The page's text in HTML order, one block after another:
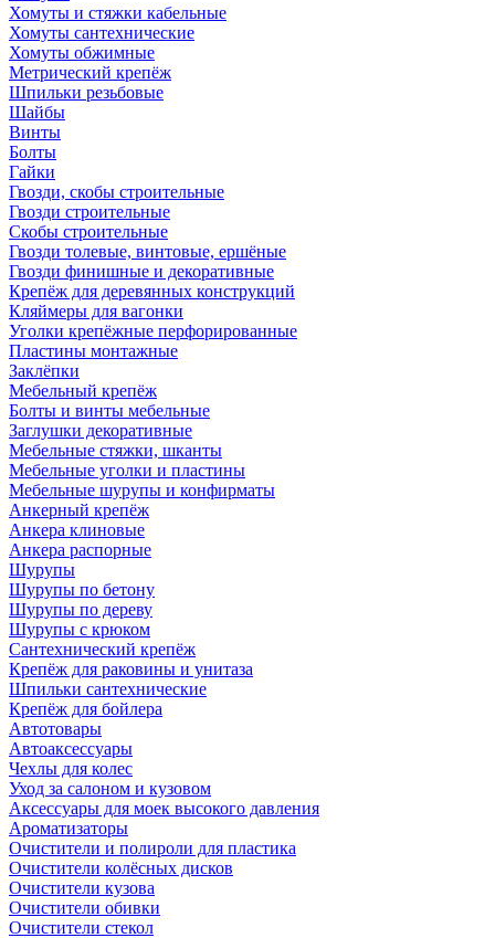
Хомуты и стяжки кабельные
Хомуты сантехнические
Хомуты обжимные
Метрический крепёж
Шпильки резьбовые
Шайбы
Винты
Болты
Гайки
Гвозди, скобы строительные
Гвозди строительные
Скобы строительные
Гвозди толевые, винтовые, ершёные
Гвозди финишные и декоративные
Крепёж для деревянных конструкций
Кляймеры для вагонки
Уголки крепёжные перфорированные
Пластины монтажные
Заклёпки
Мебельный крепёж
Болты и винты мебельные
Заглушки декоративные
Мебельные стяжки, шканты
Мебельные уголки и пластины
Мебельные шурупы и конфирматы
Анкерный крепёж
Анкера клиновые
Анкера распорные
Шурупы
Шурупы по бетону
Шурупы по дереву
Шурупы с крюком
Сантехнический крепёж
Крепёж для раковины и унитаза
Шпильки сантехнические
Крепёж для бойлера
Автотовары
Автоаксессуары
Чехлы для колес
Уход за салоном и кузовом
Аксессуары для моек высокого давления
Ароматизаторы
Очистители и полироли для пластика
Очистители колёсных дисков
Очистители кузова
Очистители обивки
Очистители стекол